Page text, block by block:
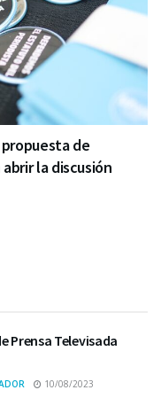
de
la discusión
Prensa Televisada
10/08/2023